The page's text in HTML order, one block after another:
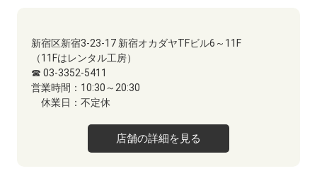
新宿区新宿3-23-17 新宿オカダヤTFビル6～11F
（11Fはレンタル工房）
☎ 03-3352-5411
営業時間： 10:30～20:30
休業日： 不定休
店舗の詳細を見る